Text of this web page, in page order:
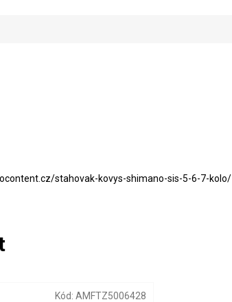
stahovak-kovys-shimano-sis-5-6-7-kolo/
Kód: AMFTZ5006428